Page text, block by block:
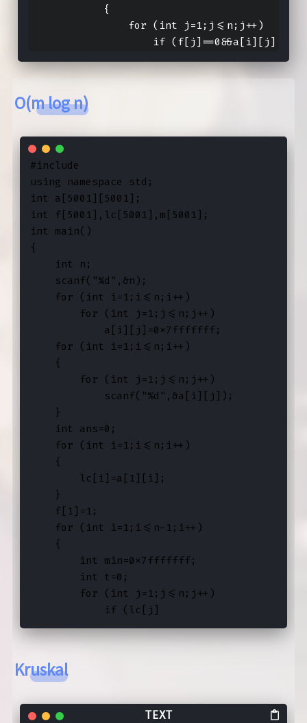
            {
                for (int j=1;j<=n;j++)
                    if (f[j]==0&&a[i][j]
O(m log n)
#include
using namespace std;
int a[5001][5001];
int f[5001],lc[5001],m[5001];
int main()
{
    int n;
    scanf("%d",&n);
    for (int i=1;i<=n;i++)
        for (int j=1;j<=n;j++)
            a[i][j]=0x7fffffff;
    for (int i=1;i<=n;i++)
    {
        for (int j=1;j<=n;j++)
            scanf("%d",&a[i][j]);
    }
    int ans=0;
    for (int i=1;i<=n;i++)
    {
        lc[i]=a[1][i];
    }
    f[1]=1;
    for (int i=1;i<=n-1;i++)
    {
        int min=0x7fffffff;
        int t=0;
        for (int j=1;j<=n;j++)
            if (lc[j]
Kruskal